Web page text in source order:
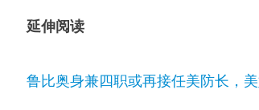
延伸阅读
鲁比奥身兼四职或再接任美防长，